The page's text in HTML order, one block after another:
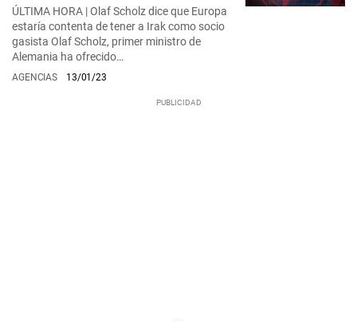
ÚLTIMA HORA | Olaf Scholz dice que Europa
estaría contenta de tener a Irak como socio
gasista Olaf Scholz, primer ministro de
Alemania ha ofrecido…
AGENCIAS 13/01/23